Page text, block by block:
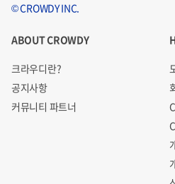
© CROWDY INC.
ABOUT CROWDY
크라우디란?
공지사항
커뮤니티 파트너